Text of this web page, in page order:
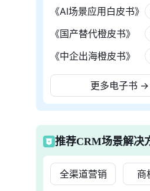
《AI场景应用白皮书》
《国产替代橙皮书》
《中企出海橙皮书》
更多电子书 →
推荐CRM场景解决
全渠道营销 商